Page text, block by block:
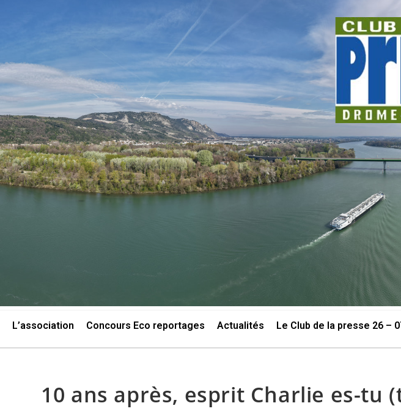
L’association Concours Eco reportages Actualités Le Club de la presse 26 –
10 ans après, esprit Charlie es-tu